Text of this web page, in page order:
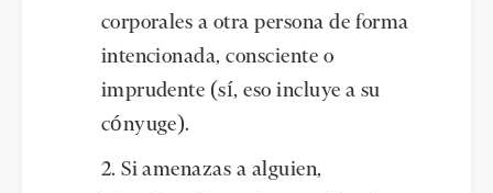
corporales a otra persona de forma
intencionada, consciente o
imprudente (sí, eso incluye a su
cónyuge).
Si amenazas a alguien,